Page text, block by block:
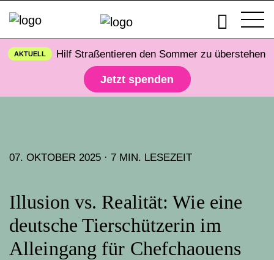
AKTUELL Hilf Straßentieren den Sommer zu überstehen
Jetzt spenden
07. OKTOBER 2025 · 7 MIN. LESEZEIT
Illusion vs. Realität: Wie eine
deutsche Tierschützerin im
Alleingang für Chefchaouens